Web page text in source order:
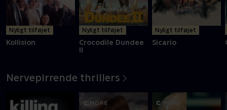
Nyligt tilføjet
Kollision
Nyligt tilføjet
Crocodile Dundee
II
Nyligt tilføjet
Sicario
Nervepirrende thrillers